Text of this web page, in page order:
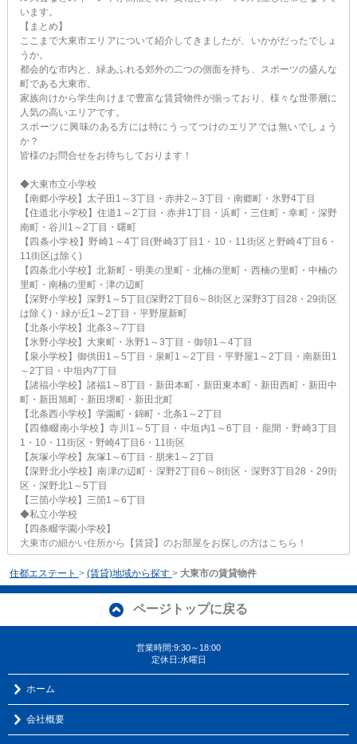
います。
【まとめ】
ここまで大東市エリアについて紹介してきましたが、いかがだったでしょ
うか。
都会的な市内と、緑あふれる郊外の二つの側面を持ち、スポーツの盛んな
町である大東市。
家族向けから学生向けまで豊富な賃貸物件が揃っており、様々な世帯層に
人気の高いエリアです。
スポーツに興味のある方には特にうってつけのエリアでは無いでしょう
か？
皆様のお問合せをお待ちしております！
◆大東市立小学校
【南郷小学校】太子田1～3丁目・赤井2～3丁目・南郷町・氷野4丁目
【住道北小学校】住道1～2丁目・赤井1丁目・浜町・三住町・幸町・深野
南町・谷川1～2丁目・曙町
【四条小学校】野崎1～4丁目(野崎3丁目1・10・11街区と野崎4丁目6・
11街区は除く)
【四条北小学校】北新町・明美の里町・北楠の里町・西楠の里町・中楠の
里町・南楠の里町・津の辺町
【深野小学校】深野1～5丁目(深野2丁目6～8街区と深野3丁目28・29街区
は除く)・緑が丘1～2丁目・平野屋新町
【北条小学校】北条3～7丁目
【氷野小学校】大東町・氷野1～3丁目・御領1～4丁目
【泉小学校】御供田1～5丁目・泉町1～2丁目・平野屋1～2丁目・南新田1
～2丁目・中垣内7丁目
【諸福小学校】諸福1～8丁目・新田本町・新田東本町・新田西町・新田中
町・新田旭町・新田堺町・新田北町
【北条西小学校】学園町・錦町・北条1～2丁目
【四條畷南小学校】寺川1～5丁目・中垣内1～6丁目・龍間・野崎3丁目
1・10・11街区・野崎4丁目6・11街区
【灰塚小学校】灰塚1～6丁目・朋来1～2丁目
【深野北小学校】南津の辺町・深野2丁目6～8街区・深野3丁目28・29街
区・深野北1～5丁目
【三箇小学校】三箇1～6丁目
◆私立小学校
【四条畷学園小学校】
大東市の細かい住所から【賃貸】のお部屋をお探しの方はこちら！
住都エステート > (賃貸)地域から探す > 大東市の賃貸物件
ページトップに戻る
営業時間:9:30～18:00
定休日:水曜日
ホーム
会社概要